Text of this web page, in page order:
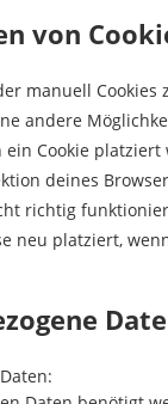
von
manuell Cookies
andere
Cookie
deines
richtig
neu platziert,